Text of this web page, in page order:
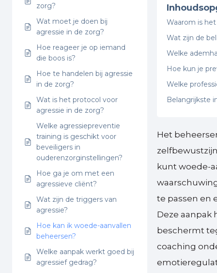
zorg?
Wat moet je doen bij
agressie in de zorg?
Hoe reageer je op iemand
die boos is?
Hoe te handelen bij agressie
in de zorg?
Wat is het protocol voor
agressie in de zorg?
Welke agressiepreventie
training is geschikt voor
beveiligers in
ouderenzorginstellingen?
Hoe ga je om met een
agressieve cliënt?
Wat zijn de triggers van
agressie?
Hoe kan ik woede-aanvallen
beheersen?
Welke aanpak werkt goed bij
agressief gedrag?
Waarom is
Wat zijn de
Welke
Hoe kun je
Welke
Belangrijkste
Het
kunt woede-
te passen en
Deze
beschermt
coaching